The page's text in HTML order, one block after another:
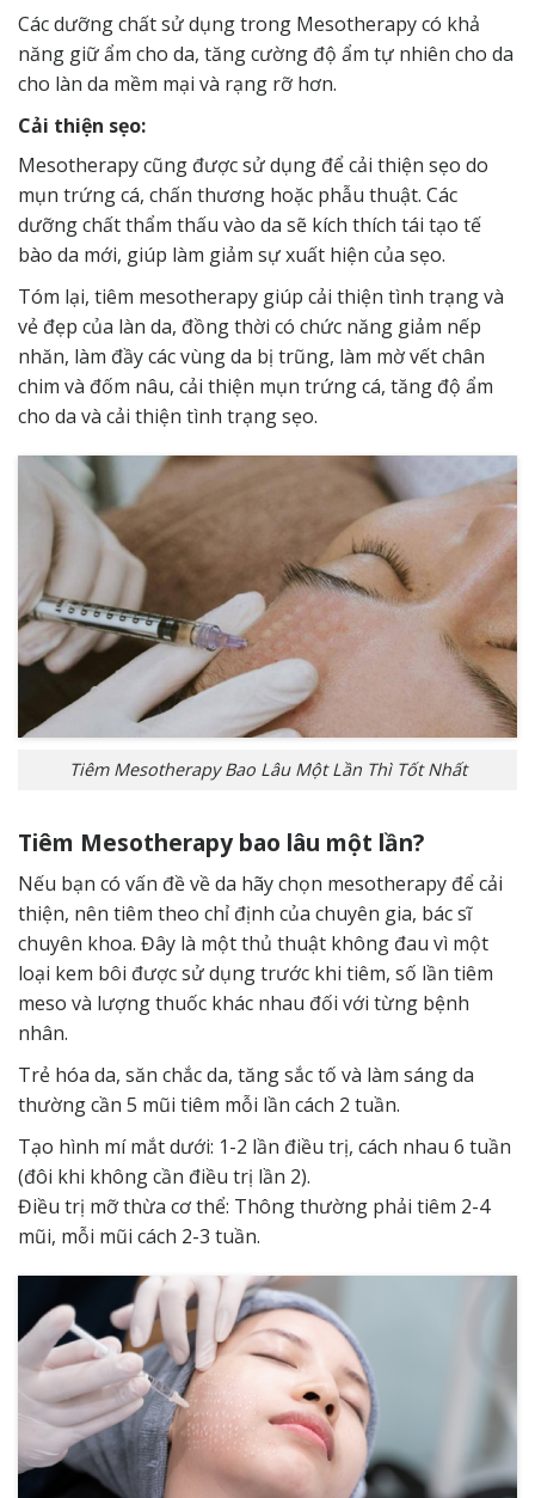
Các dưỡng chất sử dụng trong Mesotherapy có khả
năng giữ ẩm cho da, tăng cường độ ẩm tự nhiên cho da
cho làn da mềm mại và rạng rỡ hơn.
Cải thiện sẹo:
Mesotherapy cũng được sử dụng để cải thiện sẹo do
mụn trứng cá, chấn thương hoặc phẫu thuật. Các
dưỡng chất thẩm thấu vào da sẽ kích thích tái tạo tế
bào da mới, giúp làm giảm sự xuất hiện của sẹo.
Tóm lại, tiêm mesotherapy giúp cải thiện tình trạng và
vẻ đẹp của làn da, đồng thời có chức năng giảm nếp
nhăn, làm đầy các vùng da bị trũng, làm mờ vết chân
chim và đốm nâu, cải thiện mụn trứng cá, tăng độ ẩm
cho da và cải thiện tình trạng sẹo.
Tiêm Mesotherapy Bao Lâu Một Lần Thì Tốt Nhất
Tiêm Mesotherapy bao lâu một lần?
Nếu bạn có vấn đề về da hãy chọn mesotherapy để cải
thiện, nên tiêm theo chỉ định của chuyên gia, bác sĩ
chuyên khoa. Đây là một thủ thuật không đau vì một
loại kem bôi được sử dụng trước khi tiêm, số lần tiêm
meso và lượng thuốc khác nhau đối với từng bệnh
nhân.
Trẻ hóa da, săn chắc da, tăng sắc tố và làm sáng da
thường cần 5 mũi tiêm mỗi lần cách 2 tuần.
Tạo hình mí mắt dưới: 1-2 lần điều trị, cách nhau 6 tuần
(đôi khi không cần điều trị lần 2).
Điều trị mỡ thừa cơ thể: Thông thường phải tiêm 2-4
mũi, mỗi mũi cách 2-3 tuần.